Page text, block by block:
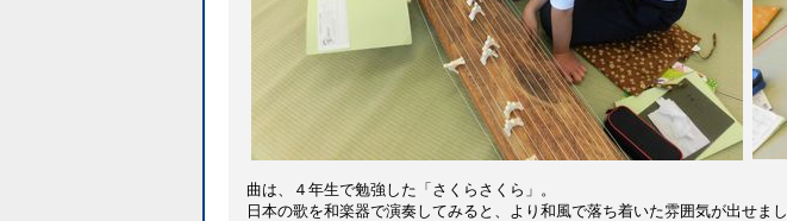
曲は、４年生で勉強した「さくらさくら」。
日本の歌を和楽器で演奏してみると、より和風で落ち着いた雰囲気が出せまし